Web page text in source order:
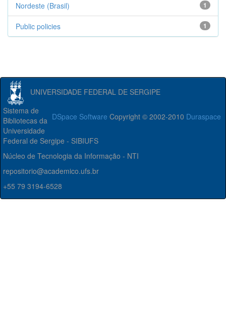
1
Nordeste (Brasil)
1
Public policies
UNIVERSIDADE FEDERAL DE SERGIPE
DSpace Software Copyright © 2002-2010 Duraspace
Sistema de
Bibliotecas da
Universidade
Federal de Sergipe - SIBIUFS
Núcleo de Tecnologia da Informação - NTI
repositorio@academico.ufs.br
+55 79 3194-6528